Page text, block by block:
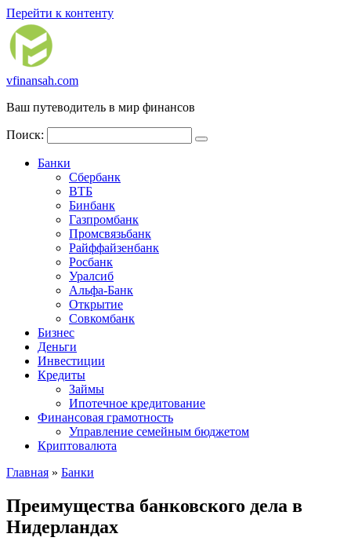
Перейти к контенту
vfinansah.com
Ваш путеводитель в мир финансов
Поиск:
Банки
Сбербанк
ВТБ
Бинбанк
Газпромбанк
Промсвязьбанк
Райффайзенбанк
Росбанк
Уралсиб
Альфа-Банк
Открытие
Совкомбанк
Бизнес
Деньги
Инвестиции
Кредиты
Займы
Ипотечное кредитование
Финансовая грамотность
Управление семейным бюджетом
Криптовалюта
Главная » Банки
Преимущества банковского дела в
Нидерландах